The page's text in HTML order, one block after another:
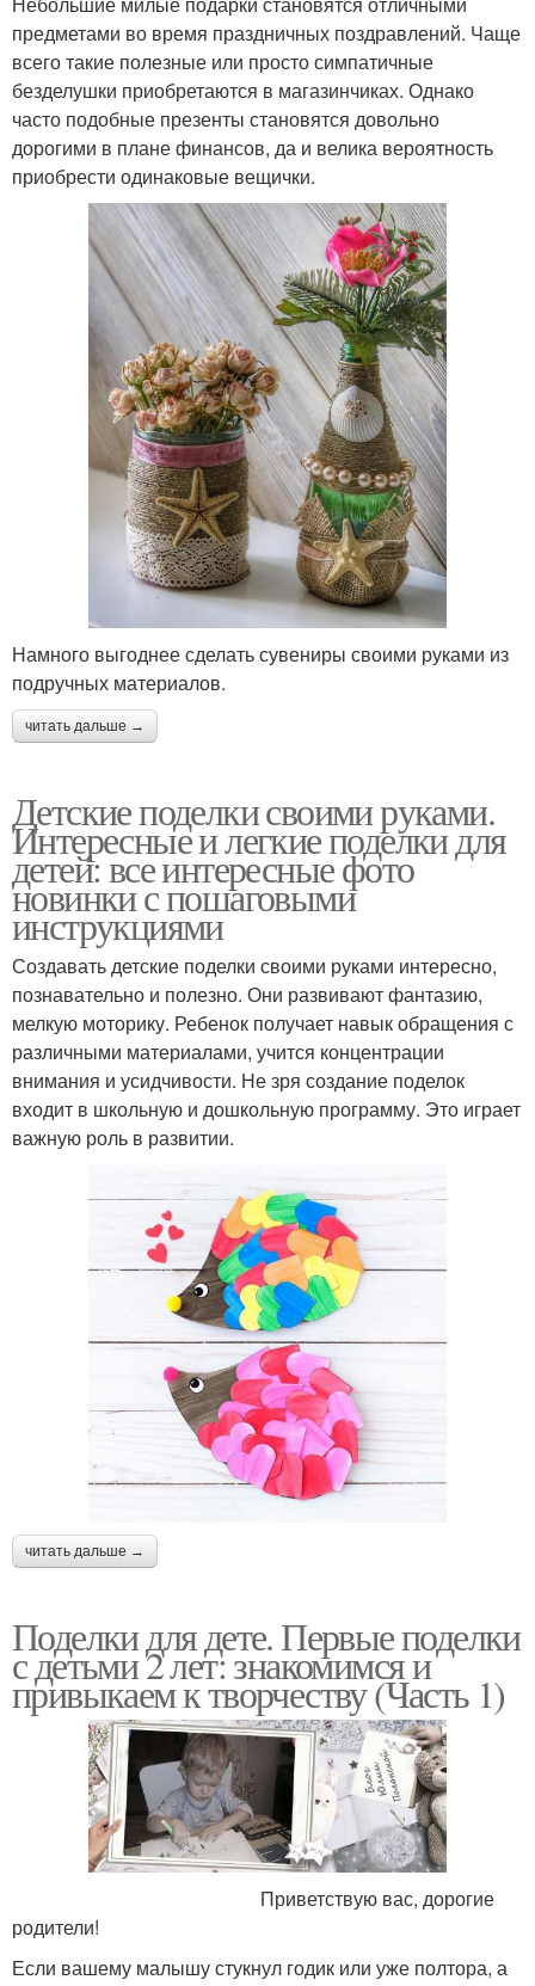
предметами во время праздничных поздравлений. Чаще
всего такие полезные или просто симпатичные
безделушки приобретаются в магазинчиках. Однако
часто подобные презенты становятся довольно
дорогими в плане финансов, да и велика вероятность
приобрести одинаковые вещички.
Намного выгоднее сделать сувениры своими руками из
подручных материалов.
читать дальше →
Детские поделки своими руками.
Интересные и легкие поделки для
детей: все интересные фото
новинки с пошаговыми
инструкциями
Создавать детские поделки своими руками интересно,
познавательно и полезно. Они развивают фантазию,
мелкую моторику. Ребенок получает навык обращения с
различными материалами, учится концентрации
внимания и усидчивости. Не зря создание поделок
входит в школьную и дошкольную программу. Это играет
важную роль в развитии.
читать дальше →
Поделки для дете. Первые поделки
с детьми 2 лет: знакомимся и
привыкаем к творчеству (Часть 1)
Приветствую вас, дорогие
родители!
Если вашему малышу стукнул годик или уже полтора, а